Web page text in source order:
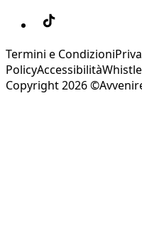
Termini e Condizioni
PolicyAccessibilità
Copyright 2026